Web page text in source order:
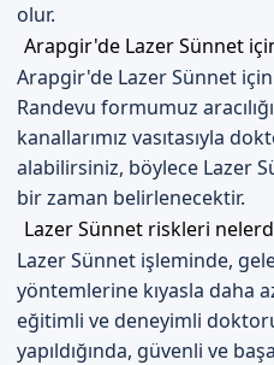
olur.
Arapgir'de Lazer Sünnet
Arapgir'de Lazer Sünnet
Randevu formumuz
kanallarımız vasıtasıyla
alabilirsiniz, böylece Lazer
bir zaman belirlenecektir.
Lazer Sünnet riskleri
Lazer Sünnet işleminde,
yöntemlerine kıyasla daha
eğitimli ve deneyimli
yapıldığında, güvenli ve